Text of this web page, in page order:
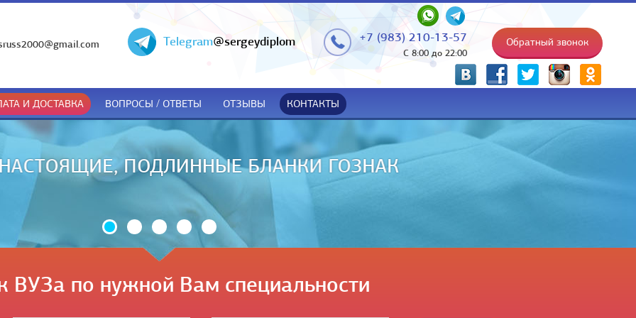
Telegram@sergeydiplom +7 (983) 210-13-57
С 8:00 до 22:00
Обратный звонок
И ДОСТАВКА ВОПРОСЫ / ОТВЕТЫ ОТЗЫВЫ КОНТАКТЫ
ТОЛЬКО ПРИ ПОЛУЧЕНИИ НА РУКИ
ВУЗа по нужной Вам специальности